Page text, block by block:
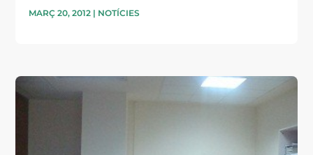
MARÇ 20, 2012 | NOTÍCIES